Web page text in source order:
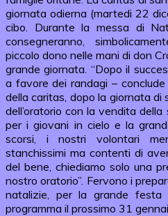
giornata odierna (martedi 22
cibo. Durante la messa di
consegneranno,
piccolo dono nelle mani di don
grande giornata. “Dopo il
a favore dei randagi –
della caritas, dopo la giornata
dell’oratorio con la vendita
per i giovani in cielo e la
scorsi, i nostri volontari
stanchissimi ma contenti di
del bene, chiediamo solo una
nostro oratorio”. Fervono i
natalizie, per la grande festa
programma il prossimo 31